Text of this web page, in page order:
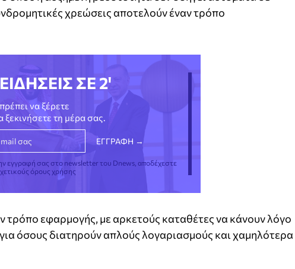
χρεώσεις αποτελούν έναν τρόπο
ΣΕ 2'
να ξέρετε
ξεκινήσετε τη μέρα σας.
εγγραφή σας στο newsletter του Dnews, αποδέχεστε
όρους χρήσης
τρόπο εφαρμογής, με αρκετούς καταθέτες να κάνουν λόγο
όσους διατηρούν απλούς λογαριασμούς και χαμηλότερα